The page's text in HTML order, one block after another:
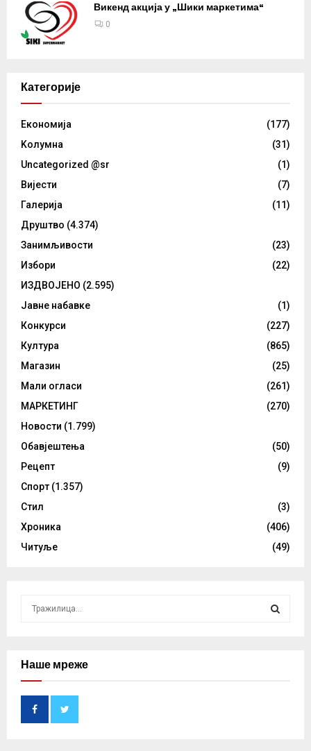
Викенд акција у „Шики маркетима“
0
Категорије
Eкономија
(177)
Kолумнa
(31)
Uncategorized @sr
(1)
Вијести
(7)
Галерија
(11)
Друштво (4.374)
Занимљивости
(23)
Избори
(22)
ИЗДВОЈЕНО (2.595)
Јавне набавке
(1)
Конкурси
(227)
Култура
(865)
Магазин
(25)
Мали огласи
(261)
МАРКЕТИНГ
(270)
Новости (1.799)
Обавјештења
(50)
Рецепт
(9)
Спорт (1.357)
Стил
(3)
Хроника
(406)
Читуље
(49)
cНаше мреже